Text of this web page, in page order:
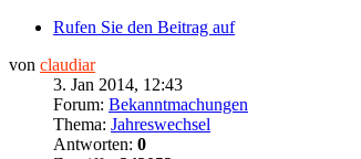
Rufen Sie den Beitrag auf
von claudiar
3. Jan 2014, 12:43
Forum: Bekanntmachungen
Thema: Jahreswechsel
Antworten: 0